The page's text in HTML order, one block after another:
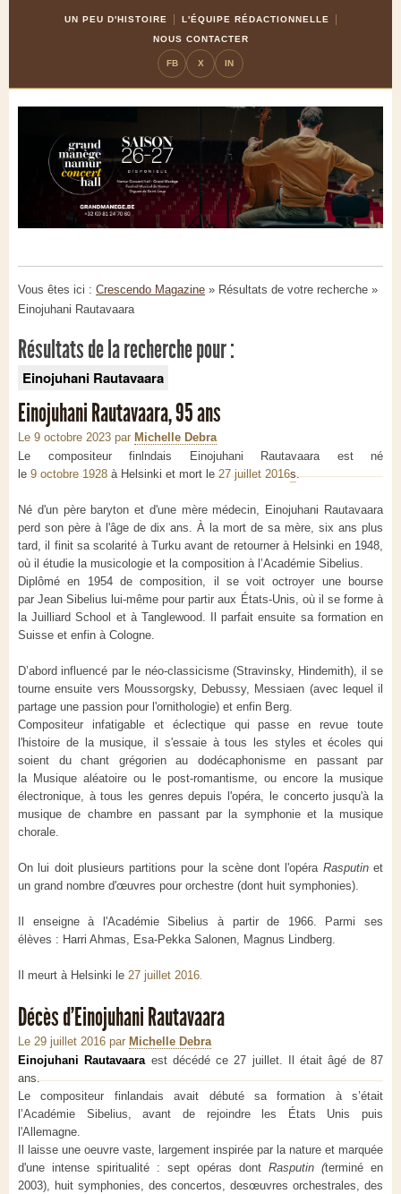
UN PEU D'HISTOIRE
L'ÉQUIPE RÉDACTIONNELLE
NOUS CONTACTER
FB X IN
Vous êtes ici : Crescendo Magazine » Résultats de votre recherche »
Einojuhani Rautavaara
Résultats de la recherche pour :
Einojuhani Rautavaara
Einojuhani Rautavaara, 95 ans
Le 9 octobre 2023 par Michelle Debra
Le compositeur finlndais Einojuhani Rautavaara est né
le9 octobre 1928à Helsinki et mort le27 juillet 2016s.
Né d'un père baryton et d'une mère médecin, Einojuhani Rautavaara
perd son père à l'âge de dix ans. À la mort de sa mère, six ans plus
tard, il finit sa scolarité à Turku avant de retourner à Helsinki en 1948,
où il étudie la musicologie et la composition à l’Académie Sibelius.
Diplômé en 1954 de composition, il se voit octroyer une bourse
par Jean Sibelius lui-même pour partir aux États-Unis, où il se forme à
la Juilliard School et à Tanglewood. Il parfait ensuite sa formation en
Suisse et enfin à Cologne.
D’abord influencé par le néo-classicisme (Stravinsky, Hindemith), il se
tourne ensuite vers Moussorgsky, Debussy, Messiaen (avec lequel il
partage une passion pour l'ornithologie) et enfin Berg.
Compositeur infatigable et éclectique qui passe en revue toute
l'histoire de la musique, il s'essaie à tous les styles et écoles qui
soient du chant grégorien au dodécaphonisme en passant par
la Musique aléatoire ou le post-romantisme, ou encore la musique
électronique, à tous les genres depuis l'opéra, le concerto jusqu'à la
musique de chambre en passant par la symphonie et la musique
chorale.
On lui doit plusieurs partitions pour la scène dont l'opéra Rasputinet
un grand nombre d'œuvres pour orchestre (dont huit symphonies).
Il enseigne à l'Académie Sibelius à partir de 1966. Parmi ses
élèves : Harri Ahmas, Esa-Pekka Salonen, Magnus Lindberg.
Il meurt à Helsinki le 27 juillet 2016.
Décès d'Einojuhani Rautavaara
Le 29 juillet 2016 par Michelle Debra
Einojuhani Rautavaaraest décédé ce 27 juillet. Il était âgé de 87
ans.
Le compositeur finlandais avait débuté sa formation à s’était
l’Académie Sibelius, avant de rejoindre les États Unis puis
l'Allemagne.
Il laisse une oeuvre vaste, largement inspirée par la nature et marquée
d'une intense spiritualité : sept opéras dont Rasputin (terminé en
2003), huit symphonies, des concertos, desœuvres orchestrales, des